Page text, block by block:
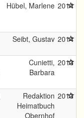
Hübel, Marlene 2014
Seibt, Gustav 2014
Cunietti,
Barbara
2013
Redaktion
Heimatbuch
Obernhof
2013